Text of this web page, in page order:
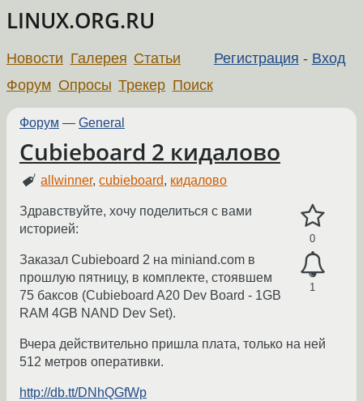
LINUX.ORG.RU
Регистрация - Вход
Новости Галерея Статьи
Форум Опросы Трекер Поиск
Форум — General
Cubieboard 2 кидалово
allwinner,cubieboard, кидалово
0
1
Здравствуйте, хочу поделиться с вами
историей:
Заказал Cubieboard 2 на miniand.com в
прошлую пятницу, в комплекте, стоявшем
75 баксов (Cubieboard A20 Dev Board - 1GB
RAM 4GB NAND Dev Set).
Вчера действительно пришла плата, только на ней
512 метров оперативки.
http://db.tt/DNhQGfWp